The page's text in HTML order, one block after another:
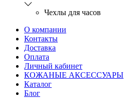
Чехлы для часов
О компании
Контакты
Доставка
Оплата
Личный кабинет
КОЖАНЫЕ АКСЕССУАРЫ
Каталог
Блог